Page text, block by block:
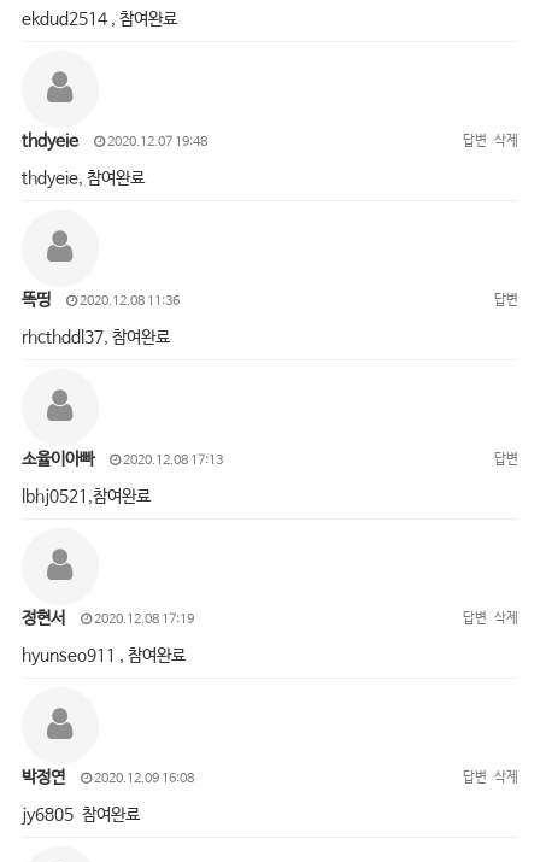
ekdud2514 , 참여완료
thdyeie 2020.12.07 19:48 답변 삭제
thdyeie, 참여완료
똑띵 2020.12.08 11:36 답변
rhcthddl37, 참여완료
소율이아빠 2020.12.08 17:13 답변
lbhj0521,참여완료
정현서 2020.12.08 17:19 답변 삭제
hyunseo911 , 참여완료
박정연 2020.12.09 16:08 답변 삭제
jy6805 참여완료